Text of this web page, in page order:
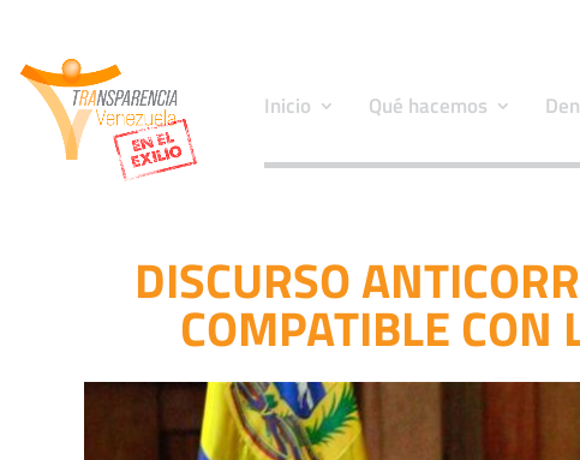
Inicio Qué hacemos
DISCURSO
COMPATIBLE CON